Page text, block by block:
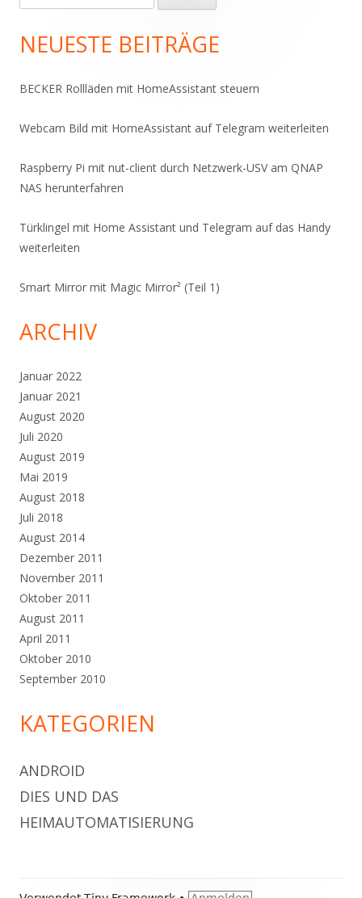
Seitenleiste
nach:
NEUESTE BEITRÄGE
BECKER Rollläden mit HomeAssistant steuern
Webcam Bild mit HomeAssistant auf Telegram weiterleiten
Raspberry Pi mit nut-client durch Netzwerk-USV am QNAP
NAS herunterfahren
Türklingel mit Home Assistant und Telegram auf das Handy
weiterleiten
Smart Mirror mit Magic Mirror² (Teil 1)
ARCHIV
Januar 2022
Januar 2021
August 2020
Juli 2020
August 2019
Mai 2019
August 2018
Juli 2018
August 2014
Dezember 2011
November 2011
Oktober 2011
August 2011
April 2011
Oktober 2010
September 2010
KATEGORIEN
ANDROID
DIES UND DAS
HEIMAUTOMATISIERUNG
Footer